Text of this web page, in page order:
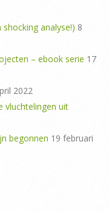
analyse!) 8
– ebook serie 17
2022
vluchtelingen uit
begonnen 19 februari